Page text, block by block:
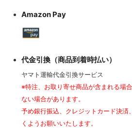
Amazon Pay
代金引換（商品到着時払い）
ヤマト運輸代金引換サービス
※特注、お取り寄せ商品が含まれる場
ない場合があります。
予め銀行振込、クレジットカード決済
くようお願いいたします。